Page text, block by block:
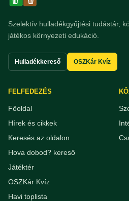
Szelektív hulladékgyűjtési tudástár,
játékos környezeti edukáció.
Hulladékkereső OSZKár Kvíz
FELFEDEZÉS
Főoldal
Hírek és cikkek
Keresés az oldalon
Hova dobod? kereső
Játéktér
OSZKár Kvíz
Havi toplista